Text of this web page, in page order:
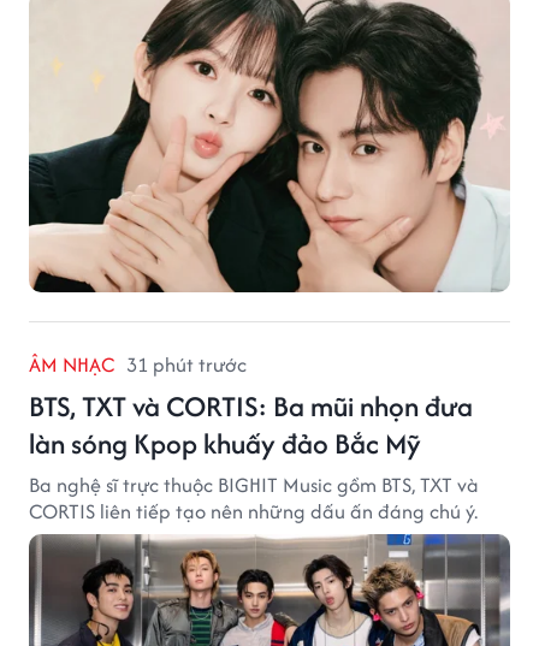
ÂM NHẠC 31 phút trước
BTS, TXT và CORTIS: Ba mũi nhọn đưa
làn sóng Kpop khuấy đảo Bắc Mỹ
Ba nghệ sĩ trực thuộc BIGHIT Music gồm BTS, TXT và
CORTIS liên tiếp tạo nên những dấu ấn đáng chú ý.